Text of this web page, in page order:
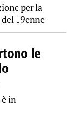
per la
19enne
le
in